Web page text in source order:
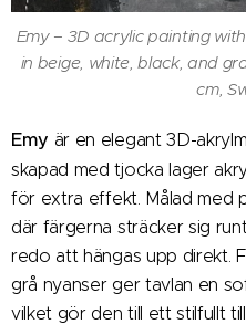
Emy – 3D acrylic painting
in beige, white, black, and
cm,
Emy är en elegant 3D-
skapad med tjocka lager
för extra effekt. Målad med
där färgerna sträcker sig
redo att hängas upp direkt.
grå nyanser ger tavlan en
vilket gör den till ett stilfullt